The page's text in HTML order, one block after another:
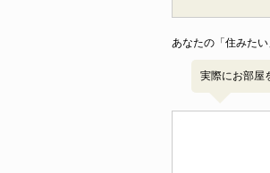
あなたの「住みた
実際にお部屋